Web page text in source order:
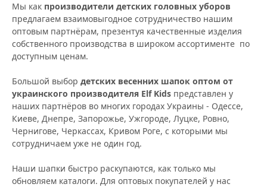
Мы как производители детских головных уборов
предлагаем взаимовыгодное сотрудничество нашим
оптовым партнёрам, презентуя качественные изделия
собственного производства в широком ассортименте по
доступным ценам.
Большой выбор детских весенних шапок оптом от
украинского производителя Elf Kids представлен у
наших партнёров во многих городах Украины - Одессе,
Киеве, Днепре, Запорожье, Ужгороде, Луцке, Ровно,
Чернигове, Черкассах, Кривом Роге, с которыми мы
сотрудничаем уже не один год.
Наши шапки быстро раскупаются, как только мы
обновляем каталоги. Для оптовых покупателей у нас